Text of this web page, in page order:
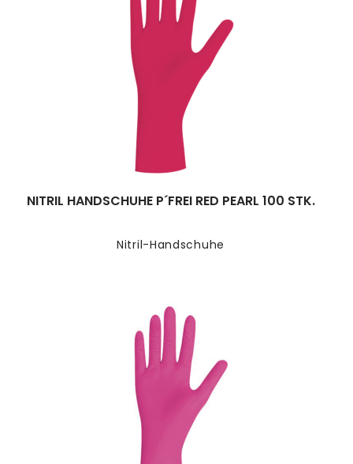
Nitril-Handschuhe
NITRIL HANDSCHUHE P´FREI RED PEARL 100 STK.